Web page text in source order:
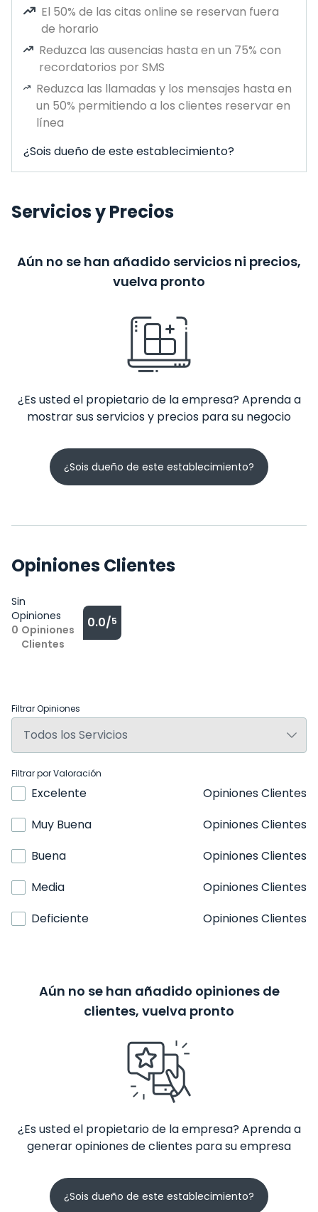
El 50% de las citas online se reservan fuera
de horario
Reduzca las ausencias hasta en un 75% con
recordatorios por SMS
Reduzca las llamadas y los mensajes hasta en
un 50% permitiendo a los clientes reservar en
línea
¿Sois dueño de este establecimiento?
Servicios y Precios
Aún no se han añadido servicios ni precios,
vuelva pronto
¿Es usted el propietario de la empresa? Aprenda a
mostrar sus servicios y precios para su negocio
¿Sois dueño de este establecimiento?
Opiniones Clientes
Sin
Opiniones
0 Opiniones
Clientes
0.0/5
Filtrar Opiniones
Filtrar por Valoración
Excelente
Opiniones Clientes
Muy Buena
Opiniones Clientes
Buena
Opiniones Clientes
Media
Opiniones Clientes
Deficiente
Opiniones Clientes
Aún no se han añadido opiniones de
clientes, vuelva pronto
¿Es usted el propietario de la empresa? Aprenda a
generar opiniones de clientes para su empresa
¿Sois dueño de este establecimiento?